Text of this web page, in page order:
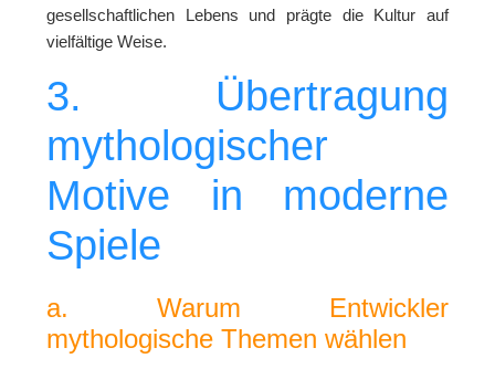
gesellschaftlichen Lebens und prägte die Kultur auf
vielfältige Weise.
3. Übertragung
mythologischer
Motive in moderne
Spiele
a. Warum Entwickler
mythologische Themen wählen